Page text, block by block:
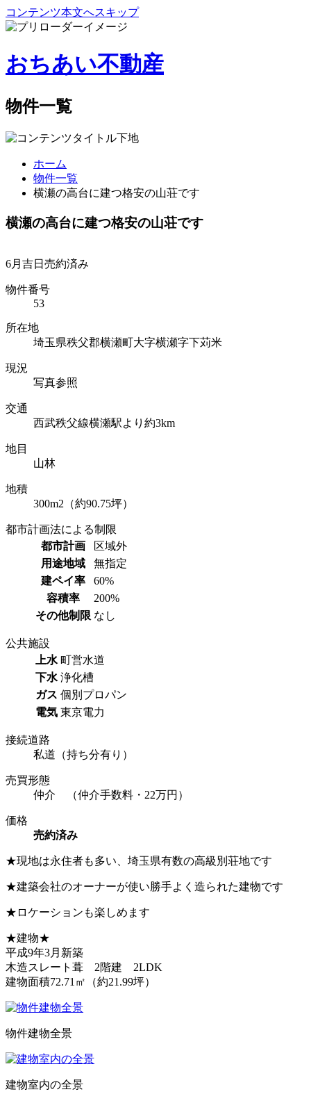
コンテンツ本文へスキップ
おちあい不動産
物件一覧
ホーム
物件一覧
横瀬の高台に建つ格安の山荘です
横瀬の高台に建つ格安の山荘です
6月吉日 売約済み
物件番号
53
所在地
埼玉県秩父郡横瀬町大字横瀬字下苅米
現況
写真参照
交通
西武秩父線横瀬駅より約3km
地目
山林
地積
300m2（約90.75坪）
都市計画法による制限
都市計画
区域外
用途地域
無指定
建ペイ率
60%
容積率
200%
その他制限 なし
公共施設
上水 町営水道
下水 浄化槽
ガス 個別プロパン
電気 東京電力
接続道路
私道（持ち分有り）
売買形態
仲介 （仲介手数料・22万円）
価格
売約済み
★現地は永住者も多い、埼玉県有数の高級別荘地です
★建築会社のオーナーが使い勝手よく造られた建物です
★ロケーションも楽しめます
★建物★
平成9年3月新築
木造スレート葺 2階建 2LDK
建物面積72.71㎡（約21.99坪）
物件建物全景
建物室内の全景